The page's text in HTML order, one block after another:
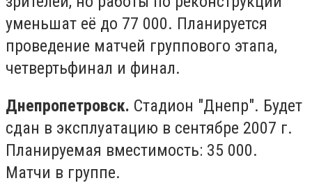
уменьшат её до 77 000. Планируется
проведение матчей группового этапа,
четвертьфинал и финал.
Днепропетровск. Стадион "Днепр". Будет
сдан в эксплуатацию в сентябре 2007 г.
Планируемая вместимость: 35 000.
Матчи в группе.